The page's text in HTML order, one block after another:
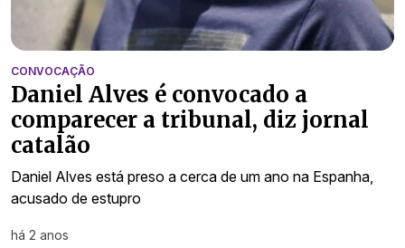
CONVOCAÇÃO
Daniel Alves é convocado a
comparecer a tribunal, diz jornal
catalão
Daniel Alves está preso a cerca de um ano na Espanha,
acusado de estupro
há 2 anos